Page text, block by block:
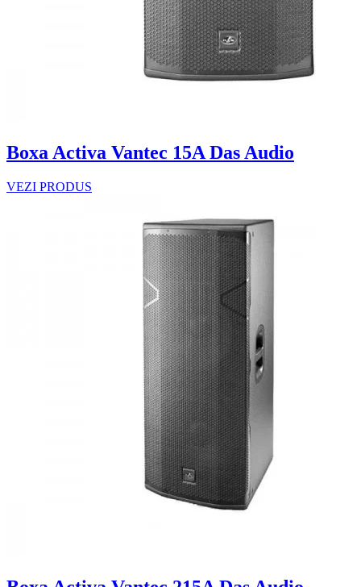
Boxa Activa Vantec 15A Das Audio
VEZI PRODUS